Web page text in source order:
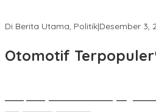
Di Berita Utama, Politik|Desember 3,
Otomotif Terpopuler